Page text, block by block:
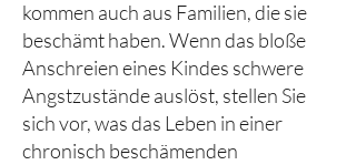
kommen auch aus Familien, die sie
beschämt haben. Wenn das bloße
Anschreien eines Kindes schwere
Angstzustände auslöst, stellen Sie
sich vor, was das Leben in einer
chronisch beschämenden